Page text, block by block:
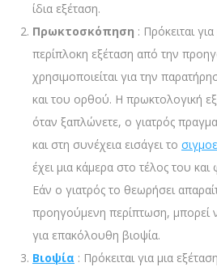
ίδια εξέταση.
Πρωκτοσκόπηση : Πρόκειται
περίπλοκη εξέταση από την
χρησιμοποιείται για την
και του ορθού. Η πρωκτολογική
όταν ξαπλώνετε, ο γιατρός
και στη συνέχεια εισάγει το
έχει μια κάμερα στο τέλος του
Εάν ο γιατρός το θεωρήσει
προηγούμενη περίπτωση, μπορεί
για επακόλουθη βιοψία.
Βιοψία : Πρόκειται για μια